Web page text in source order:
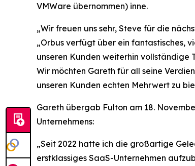
VMWare übernommen) inne.
„Wir freuen uns sehr, Steve für die
„Orbus verfügt über ein fantastisches,
unseren Kunden weiterhin vollständige
Wir möchten Gareth für all seine
unseren Kunden echten Mehrwert zu
Gareth übergab Fulton am 18.
Unternehmens:
„Seit 2022 hatte ich die großartige
erstklassiges SaaS-Unternehmen